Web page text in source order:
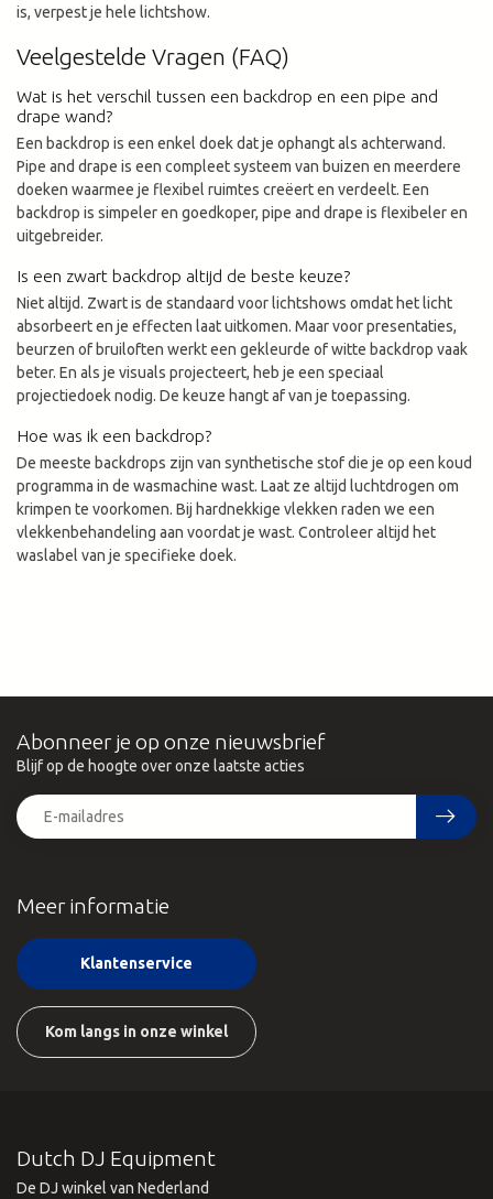
is, verpest je hele lichtshow.
Veelgestelde Vragen (FAQ)
Wat is het verschil tussen een backdrop en een pipe and
drape wand?
Een backdrop is een enkel doek dat je ophangt als achterwand.
Pipe and drape is een compleet systeem van buizen en meerdere
doeken waarmee je flexibel ruimtes creëert en verdeelt. Een
backdrop is simpeler en goedkoper, pipe and drape is flexibeler en
uitgebreider.
Is een zwart backdrop altijd de beste keuze?
Niet altijd. Zwart is de standaard voor lichtshows omdat het licht
absorbeert en je effecten laat uitkomen. Maar voor presentaties,
beurzen of bruiloften werkt een gekleurde of witte backdrop vaak
beter. En als je visuals projecteert, heb je een speciaal
projectiedoek nodig. De keuze hangt af van je toepassing.
Hoe was ik een backdrop?
De meeste backdrops zijn van synthetische stof die je op een koud
programma in de wasmachine wast. Laat ze altijd luchtdrogen om
krimpen te voorkomen. Bij hardnekkige vlekken raden we een
vlekkenbehandeling aan voordat je wast. Controleer altijd het
waslabel van je specifieke doek.
Meer informatie
Klantenservice
Kom langs in onze winkel
Abonneer je op onze nieuwsbrief
Blijf op de hoogte over onze laatste acties
Dutch DJ Equipment
De DJ winkel van Nederland